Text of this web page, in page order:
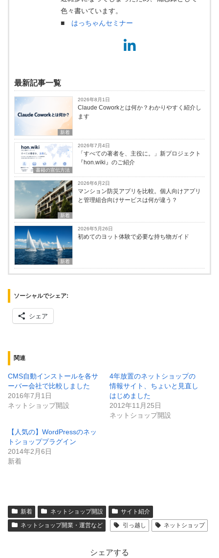
色々書いています。
■ はっちゃんセミナー
最新記事一覧
新着
2026年8月1日
Claude Coworkとは何か？わかりやすく紹介し
ます
書籍の宣伝方法
2026年7月4日
「すべての著者を、主役に。」新プロジェクト
『hon.wiki』のご紹介
新着
2026年6月2日
マンション防災アプリを比較。個人向けアプリ
と管理組合向けサービスは何が違う？
新着
2026年5月26日
初めてのヨット体験で必要な持ち物ガイド
ソーシャルでシェア:
シェア
関連
CMS自動インストールを各サ
ーバー会社で比較しました
2016年7月1日
ネットショップ開設
4年放置のネットショップの
情報サイト、ちょいと見直し
はじめました
2012年11月25日
ネットショップ開設
【人気の】WordPressのネッ
トショッププラグイン
2014年2月6日
新着
新着 ネットショップ開設
サイト紹介
ネットショップ開業・運営など
引っ越し ネットショップ
シェアする